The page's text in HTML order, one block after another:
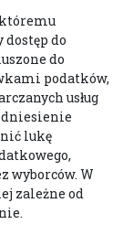
do
do
podatków,
usług
lukę
wyborców. W
zależne od